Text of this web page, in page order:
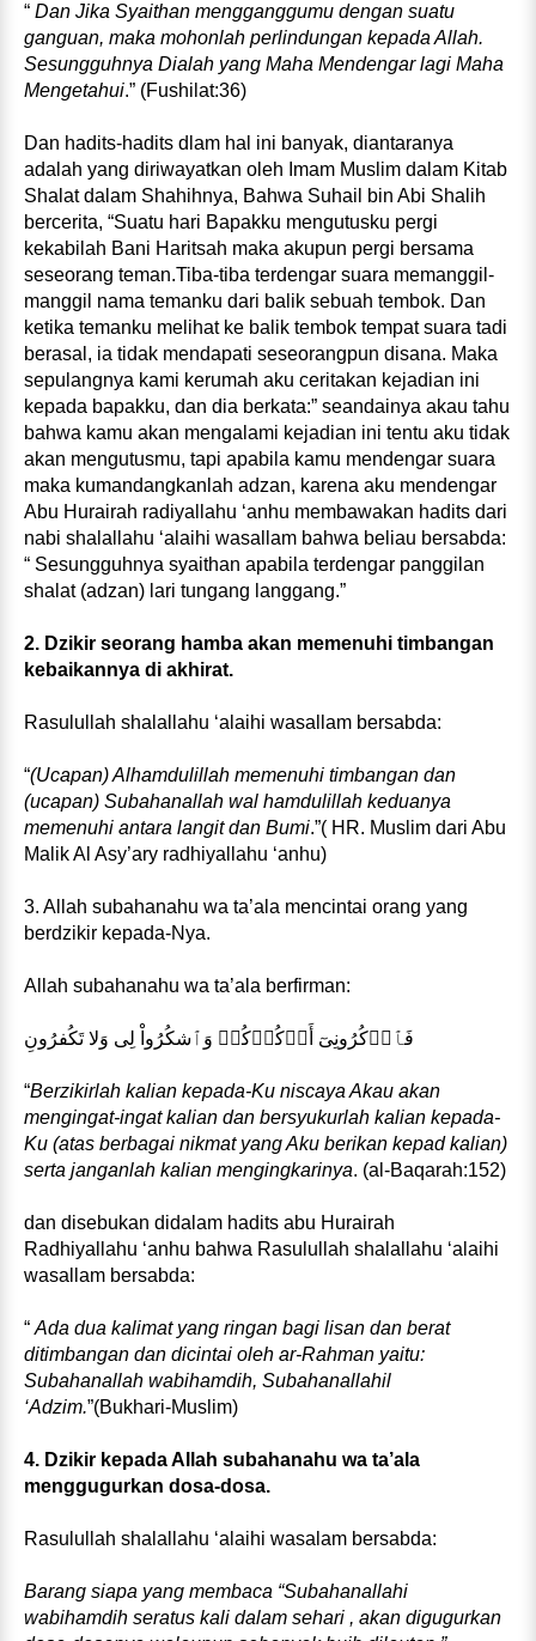
“ Dan Jika Syaithan mengganggumu dengan suatu
ganguan, maka mohonlah perlindungan kepada Allah.
Sesungguhnya Dialah yang Maha Mendengar lagi Maha
Mengetahui.” (Fushilat:36)
Dan hadits-hadits dlam hal ini banyak, diantaranya
adalah yang diriwayatkan oleh Imam Muslim dalam Kitab
Shalat dalam Shahihnya, Bahwa Suhail bin Abi Shalih
bercerita, “Suatu hari Bapakku mengutusku pergi
kekabilah Bani Haritsah maka akupun pergi bersama
seseorang teman.Tiba-tiba terdengar suara memanggil-
manggil nama temanku dari balik sebuah tembok. Dan
ketika temanku melihat ke balik tembok tempat suara tadi
berasal, ia tidak mendapati seseorangpun disana. Maka
sepulangnya kami kerumah aku ceritakan kejadian ini
kepada bapakku, dan dia berkata:” seandainya akau tahu
bahwa kamu akan mengalami kejadian ini tentu aku tidak
akan mengutusmu, tapi apabila kamu mendengar suara
maka kumandangkanlah adzan, karena aku mendengar
Abu Hurairah radiyallahu ‘anhu membawakan hadits dari
nabi shalallahu ‘alaihi wasallam bahwa beliau bersabda:
“ Sesungguhnya syaithan apabila terdengar panggilan
shalat (adzan) lari tungang langgang.”
2. Dzikir seorang hamba akan memenuhi timbangan
kebaikannya di akhirat.
Rasulullah shalallahu ‘alaihi wasallam bersabda:
“(Ucapan) Alhamdulillah memenuhi timbangan dan
(ucapan) Subahanallah wal hamdulillah keduanya
memenuhi antara langit dan Bumi.”( HR. Muslim dari Abu
Malik Al Asy’ary radhiyallahu ‘anhu)
3. Allah subahanahu wa ta’ala mencintai orang yang
berdzikir kepada-Nya.
Allah subahanahu wa ta’ala berfirman:
فَٱذۡكُرُونِىٓ أَذۡكُرۡكُمۡ وَٱشكُرُواْ لِى وَلا تَكُفرُونِ
“Berzikirlah kalian kepada-Ku niscaya Akau akan
mengingat-ingat kalian dan bersyukurlah kalian kepada-
Ku (atas berbagai nikmat yang Aku berikan kepad kalian)
serta janganlah kalian mengingkarinya. (al-Baqarah:152)
dan disebukan didalam hadits abu Hurairah
Radhiyallahu ‘anhu bahwa Rasulullah shalallahu ‘alaihi
wasallam bersabda:
“ Ada dua kalimat yang ringan bagi lisan dan berat
ditimbangan dan dicintai oleh ar-Rahman yaitu:
Subahanallah wabihamdih, Subahanallahil
‘Adzim.”(Bukhari-Muslim)
4. Dzikir kepada Allah subahanahu wa ta’ala
menggugurkan dosa-dosa.
Rasulullah shalallahu ‘alaihi wasalam bersabda:
Barang siapa yang membaca “Subahanallahi
wabihamdih seratus kali dalam sehari , akan digugurkan